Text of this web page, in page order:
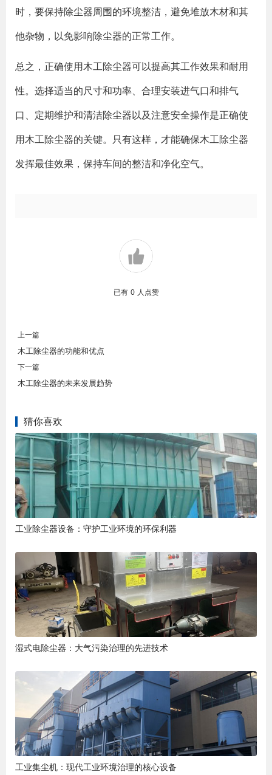
时，要保持除尘器周围的环境整洁，避免堆放木材和其
他杂物，以免影响除尘器的正常工作。
总之，正确使用木工除尘器可以提高其工作效果和耐用
性。选择适当的尺寸和功率、合理安装进气口和排气
口、定期维护和清洁除尘器以及注意安全操作是正确使
用木工除尘器的关键。只有这样，才能确保木工除尘器
发挥最佳效果，保持车间的整洁和净化空气。
已有 0 人点赞
上一篇
木工除尘器的功能和优点
下一篇
木工除尘器的未来发展趋势
猜你喜欢
工业除尘器设备：守护工业环境的环保利器
湿式电除尘器：大气污染治理的先进技术
工业集尘机：现代工业环境治理的核心设备